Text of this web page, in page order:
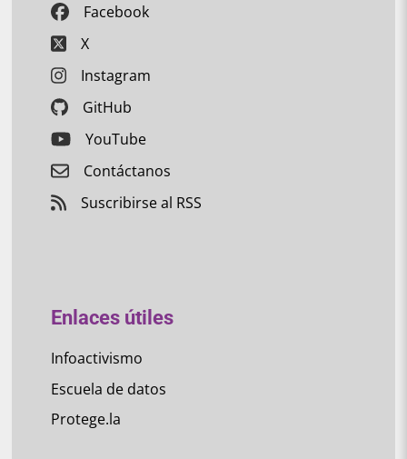
Facebook
X
Instagram
GitHub
YouTube
Contáctanos
Suscribirse al RSS
Enlaces útiles
Infoactivismo
Escuela de datos
Protege.la